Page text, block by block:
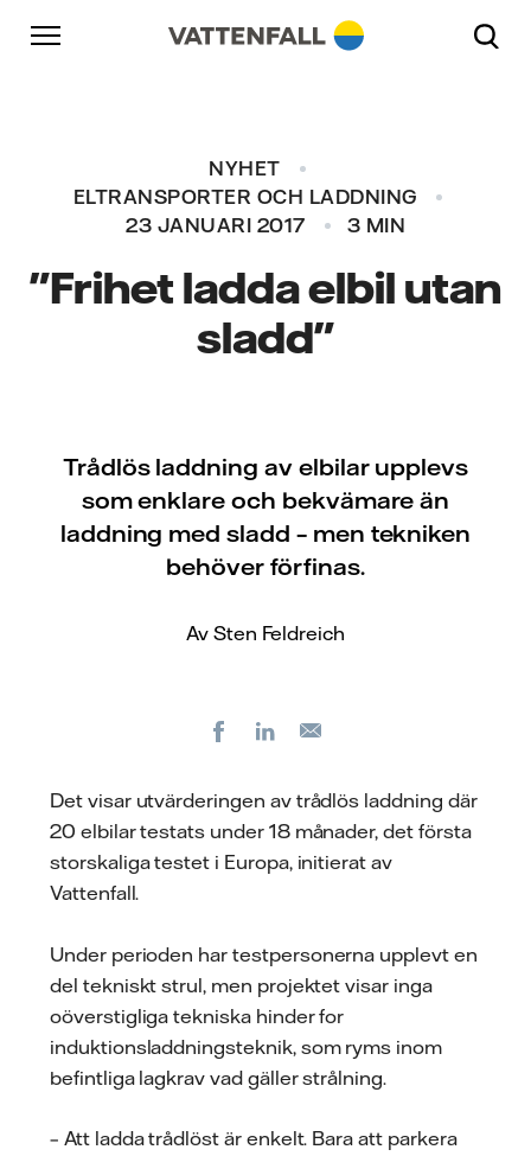
Skip to content
Gå till huvudnavigeringen
Gå till sidfoten
NYHET
ELTRANSPORTER OCH LADDNING
23 JANUARI 2017
3 MIN
"Frihet ladda elbil utan
sladd"
Trådlös laddning av elbilar upplevs
som enklare och bekvämare än
laddning med sladd – men tekniken
behöver förfinas.
Av Sten Feldreich
FacebookLinkedIn
Det visar utvärderingen av trådlös laddning där
20 elbilar testats under 18 månader, det första
storskaliga testet i Europa, initierat av
Vattenfall.
Under perioden har testpersonerna upplevt en
del tekniskt strul, men projektet visar inga
oöverstigliga tekniska hinder for
induktionsladdningsteknik, som ryms inom
befintliga lagkrav vad gäller strålning.
– Att ladda trådlöst är enkelt. Bara att parkera
Gå till huvudnavigeringen